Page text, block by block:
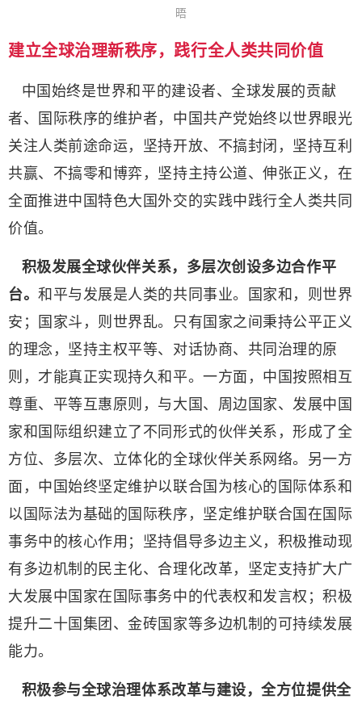
晤
建立全球治理新秩序，践行全人类共同价值
中国始终是世界和平的建设者、全球发展的贡献
者、国际秩序的维护者，中国共产党始终以世界眼光
关注人类前途命运，坚持开放、不搞封闭，坚持互利
共赢、不搞零和博弈，坚持主持公道、伸张正义，在
全面推进中国特色大国外交的实践中践行全人类共同
价值。
积极发展全球伙伴关系，多层次创设多边合作平
台。和平与发展是人类的共同事业。国家和，则世界
安；国家斗，则世界乱。只有国家之间秉持公平正义
的理念，坚持主权平等、对话协商、共同治理的原
则，才能真正实现持久和平。一方面，中国按照相互
尊重、平等互惠原则，与大国、周边国家、发展中国
家和国际组织建立了不同形式的伙伴关系，形成了全
方位、多层次、立体化的全球伙伴关系网络。另一方
面，中国始终坚定维护以联合国为核心的国际体系和
以国际法为基础的国际秩序，坚定维护联合国在国际
事务中的核心作用；坚持倡导多边主义，积极推动现
有多边机制的民主化、合理化改革，坚定支持扩大广
大发展中国家在国际事务中的代表权和发言权；积极
提升二十国集团、金砖国家等多边机制的可持续发展
能力。
积极参与全球治理体系改革与建设，全方位提供全